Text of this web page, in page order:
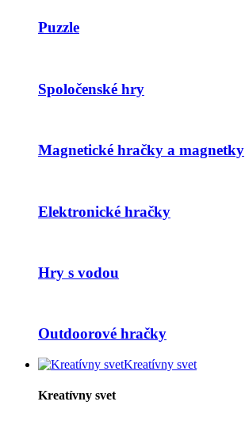
Puzzle
Spoločenské hry
Magnetické hračky a magnetky
Elektronické hračky
Hry s vodou
Outdoorové hračky
Kreatívny svet
Kreatívny svet